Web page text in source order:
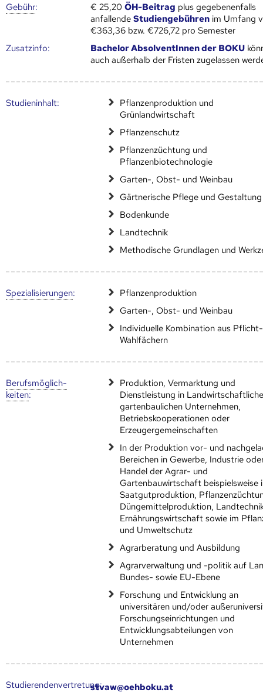
Gebühr: € 25,20ÖH-Beitrag plus gegebenenfalls
anfallendeStudiengebühren im Umfang
€363,36 bzw. €726,72 pro Semester
Zusatz­info:
Bachelor AbsolventInnen der BOKU
auch außerhalb der Fristen zugelassen
Studien­inhalt:
Pflanzenproduktion und
Grünlandwirtschaft
Pflanzenschutz
Pflanzenzüchtung und
Pflanzenbiotechnologie
Garten-, Obst- und Weinbau
Gärtnerische Pflege und Gestaltung
Bodenkunde
Landtechnik
Methodische Grundlagen und
Speziali­sierungen:
Pflanzenproduktion
Garten-, Obst- und Weinbau
Individuelle Kombination aus
Wahlfächern
Berufs­möglich­
keiten:
Produktion, Vermarktung und
Dienstleistung in
gartenbaulichen Unternehmen,
Betriebskooperationen oder
Erzeugergemeinschaften
In der Produktion vor- und
Bereichen in Gewerbe, Industrie
Handel der Agrar- und
Gartenbauwirtschaft beispielsweise
Saatgutproduktion,
Düngemittelproduktion,
Ernährungswirtschaft sowie im
und Umweltschutz
Agrarberatung und Ausbildung
Agrarverwaltung und -politik auf
Bundes- sowie EU-Ebene
Forschung und Entwicklung an
universitären und/oder
Forschungseinrichtungen und
Entwicklungsabteilungen von
Unternehmen
Studierendenvertretung:stvaw@oehboku.at